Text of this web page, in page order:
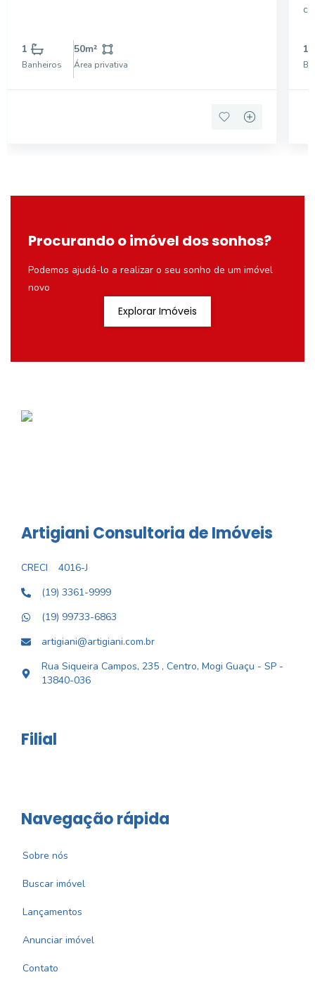
1
Banheiros
50m²
Área privativa
1
Procurando o imóvel dos sonhos?
Podemos ajudá-lo a realizar o seu sonho de um imóvel
novo
Explorar Imóveis
Artigiani Consultoria de Imóveis
CRECI
4016-J
(19) 3361-9999
(19) 99733-6863
artigiani@artigiani.com.br
Rua Siqueira Campos, 235 , Centro, Mogi Guaçu - SP -
13840-036
Filial
Navegação rápida
Sobre nós
Buscar imóvel
Lançamentos
Anunciar imóvel
Contato